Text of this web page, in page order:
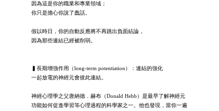
因為這是你的職業和專業領域；
你只是擔心你說了蠢話。
假以時日，你的自動反應將不再跳出負面結論，
因為那些連結已經被削弱。
▍長期增強作用（long-term potentiation）：連結的強化
一起放電的神經元會彼此連結。
神經心理學之父唐納德．赫布（Donald Hebb）是最早了解神經元
功能如何促進學習等心理過程的科學家之一。他也發現，當你一遍